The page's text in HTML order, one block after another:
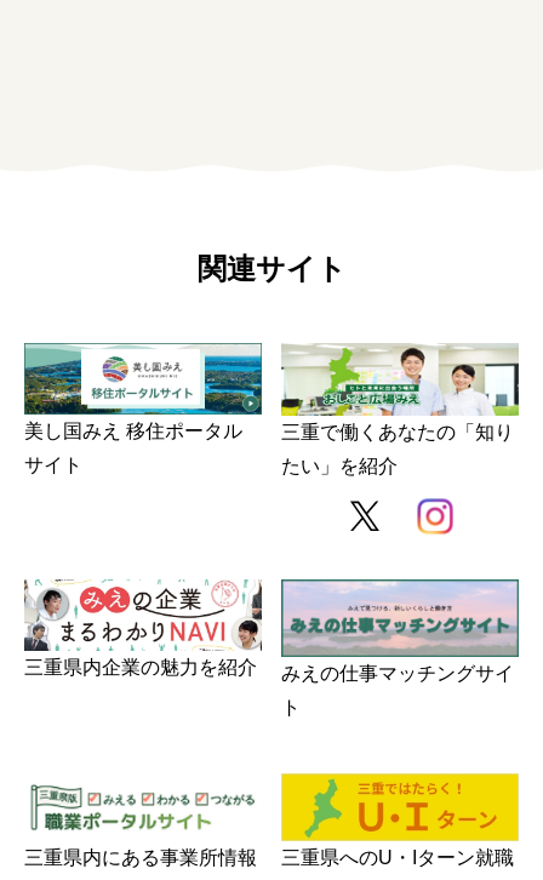
関連サイト
美し国みえ 移住ポータル
サイト
三重で働くあなたの「知り
たい」を紹介
三重県内企業の魅力を紹介
みえの仕事マッチングサイ
ト
三重県内にある事業所情報
三重県へのU・Iターン就職